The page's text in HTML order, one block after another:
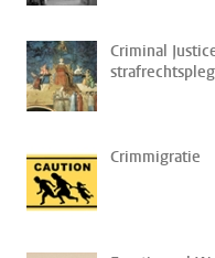
Criminal
Crimmigratie